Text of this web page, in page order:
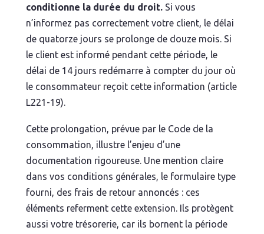
conditionne la durée du droit. Si vous
n’informez pas correctement votre client, le délai
de quatorze jours se prolonge de douze mois. Si
le client est informé pendant cette période, le
délai de 14 jours redémarre à compter du jour où
le consommateur reçoit cette information (article
L221-19).
Cette prolongation, prévue par le Code de la
consommation, illustre l’enjeu d’une
documentation rigoureuse. Une mention claire
dans vos conditions générales, le formulaire type
fourni, des frais de retour annoncés : ces
éléments referment cette extension. Ils protègent
aussi votre trésorerie, car ils bornent la période